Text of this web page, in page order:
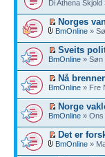
Di Athena
Norges
BmOnline »
Sveits
BmOnline » Søn
Nå
BmOnline » Fre
Norge
BmOnline » Ons
Det er
BmOnline »